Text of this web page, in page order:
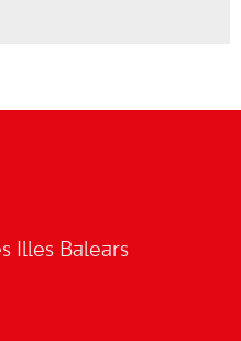
Illes Balears